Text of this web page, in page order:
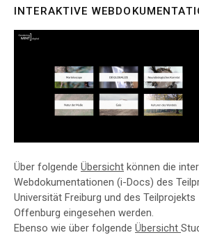
INTERAKTIVE
Über folgende Übersicht können die
Webdokumentationen (i-Docs) des
Universität Freiburg und des
Offenburg eingesehen werden.
Ebenso wie über folgende Übersicht